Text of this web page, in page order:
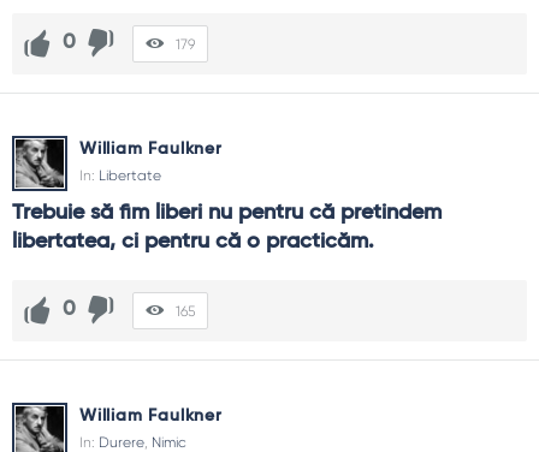
0 179
William Faulkner
In: Libertate
Trebuie să fim liberi nu pentru că pretindem
libertatea, ci pentru că o practicăm.
0 165
William Faulkner
In: Durere, Nimic